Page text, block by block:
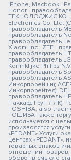
iPhone, Macbook,
Honor -
ТЕКНОЛОДЖИС КО.,
Electronics Co. Ltd.
правообладатель
правообладатель
правообладатель
Xiaomi Inc.; ZTE -
правообладатель
правообладатель
Koninklijke Philips
правообладатель
правообладатель
Инкорпорейшн);
Инкорпорейтед);
правообладатель
Паккард Груп ЛЛК);
TOSHIBA, also
ТОШИБА также
используется с
производятся
«PEDANT».Услуги
центрах
товарных знаков и/
отношении
оборот в смысле